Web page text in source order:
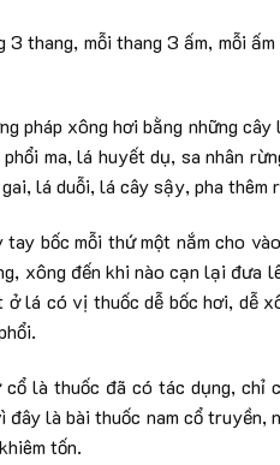
thang, mỗi thang 3 ấm, mỗi
pháp xông hơi bằng những
ma, lá huyết dụ, sa nhân
lá duỗi, lá cây sậy, pha thêm
bốc mỗi thứ một nắm cho
xông đến khi nào cạn lại đưa
lá có vị thuốc dễ bốc hơi, dễ
cổ là thuốc đã có tác dụng,
là bài thuốc nam cổ
tốn.